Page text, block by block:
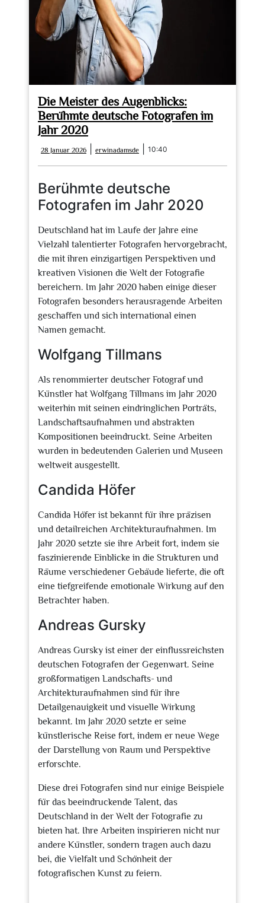
Die Meister des Augenblicks:
Berühmte deutsche Fotografen im
Jahr 2020
28 Januar 2026
Januar
2026
erwinadamsde erwinadamsde
10:40
Berühmte deutsche
Fotografen im Jahr 2020
Deutschland hat im Laufe der Jahre eine
Vielzahl talentierter Fotografen hervorgebracht,
die mit ihren einzigartigen Perspektiven und
kreativen Visionen die Welt der Fotografie
bereichern. Im Jahr 2020 haben einige dieser
Fotografen besonders herausragende Arbeiten
geschaffen und sich international einen
Namen gemacht.
Wolfgang Tillmans
Als renommierter deutscher Fotograf und
Künstler hat Wolfgang Tillmans im Jahr 2020
weiterhin mit seinen eindringlichen Porträts,
Landschaftsaufnahmen und abstrakten
Kompositionen beeindruckt. Seine Arbeiten
wurden in bedeutenden Galerien und Museen
weltweit ausgestellt.
Candida Höfer
Candida Höfer ist bekannt für ihre präzisen
und detailreichen Architekturaufnahmen. Im
Jahr 2020 setzte sie ihre Arbeit fort, indem sie
faszinierende Einblicke in die Strukturen und
Räume verschiedener Gebäude lieferte, die oft
eine tiefgreifende emotionale Wirkung auf den
Betrachter haben.
Andreas Gursky
Andreas Gursky ist einer der einflussreichsten
deutschen Fotografen der Gegenwart. Seine
großformatigen Landschafts- und
Architekturaufnahmen sind für ihre
Detailgenauigkeit und visuelle Wirkung
bekannt. Im Jahr 2020 setzte er seine
künstlerische Reise fort, indem er neue Wege
der Darstellung von Raum und Perspektive
erforschte.
Diese drei Fotografen sind nur einige Beispiele
für das beeindruckende Talent, das
Deutschland in der Welt der Fotografie zu
bieten hat. Ihre Arbeiten inspirieren nicht nur
andere Künstler, sondern tragen auch dazu
bei, die Vielfalt und Schönheit der
fotografischen Kunst zu feiern.